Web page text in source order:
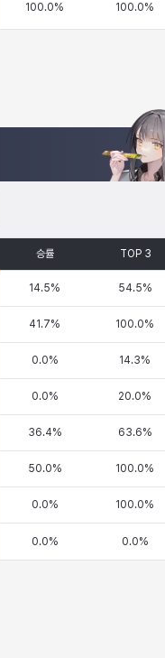
100.0% 100.0%
승률 TOP 3
14.5% 54.5%
41.7% 100.0%
0.0% 14.3%
0.0% 20.0%
36.4% 63.6%
50.0% 100.0%
0.0% 100.0%
0.0% 0.0%